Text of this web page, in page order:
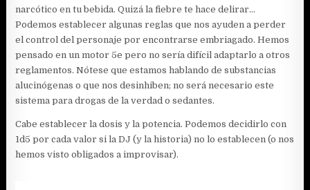
narcótico en tu bebida. Quizá la fiebre te hace delirar…
Podemos establecer algunas reglas que nos ayuden a perder
el control del personaje por encontrarse embriagado. Hemos
pensado en un motor 5e pero no sería difícil adaptarlo a otros
reglamentos. Nótese que estamos hablando de substancias
alucinógenas o que nos desinhiben; no será necesario este
sistema para drogas de la verdad o sedantes.
Cabe establecer la dosis y la potencia. Podemos decidirlo con
1d5 por cada valor si la DJ (y la historia) no lo establecen (o nos
hemos visto obligados a improvisar).